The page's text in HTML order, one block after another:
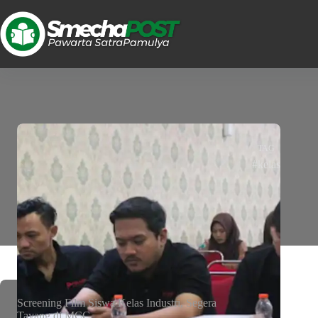
#kelas
Screening Film Siswa Kelas Industri, Segera
Tayang di MCC